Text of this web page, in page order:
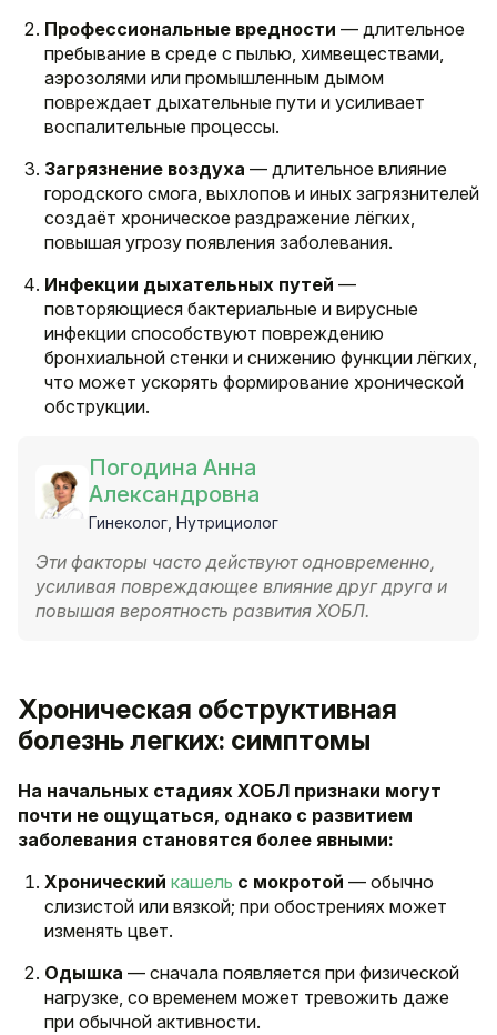
Профессиональные вредности — длительное
пребывание в среде с пылью, химвеществами,
аэрозолями или промышленным дымом
повреждает дыхательные пути и усиливает
воспалительные процессы.
Загрязнение воздуха — длительное влияние
городского смога, выхлопов и иных загрязнителей
создаёт хроническое раздражение лёгких,
повышая угрозу появления заболевания.
Инфекции дыхательных путей —
повторяющиеся бактериальные и вирусные
инфекции способствуют повреждению
бронхиальной стенки и снижению функции лёгких,
что может ускорять формирование хронической
обструкции.
Погодина Анна
Александровна
Гинеколог, Нутрициолог
Эти факторы часто действуют одновременно,
усиливая повреждающее влияние друг друга и
повышая вероятность развития ХОБЛ.
Хроническая обструктивная
болезнь легких: симптомы
На начальных стадиях ХОБЛ признаки могут
почти не ощущаться, однако с развитием
заболевания становятся более явными:
Хронический кашель с мокротой — обычно
слизистой или вязкой; при обострениях может
изменять цвет.
Одышка — сначала появляется при физической
нагрузке, со временем может тревожить даже
при обычной активности.